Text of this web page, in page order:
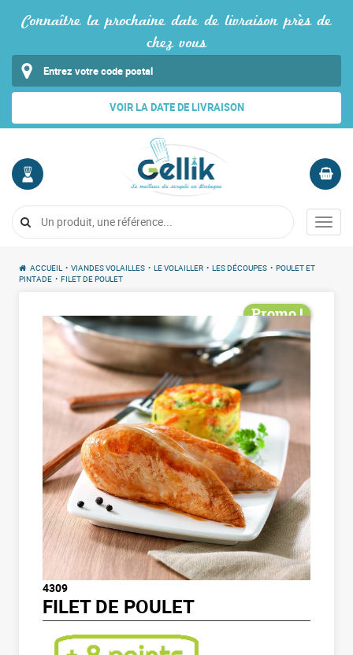
Connaître la prochaine date de livraison près de
chez vous
VOIR LA DATE DE LIVRAISON
COMPTE
Me
Vide
Menu
ACCUEIL • VIANDES VOLAILLES • LE VOLAILLER • LES DÉCOUPES • POULET ET
PINTADE • FILET DE POULET
Promo !
4309
FILET DE POULET